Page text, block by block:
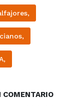
COMENTARIO